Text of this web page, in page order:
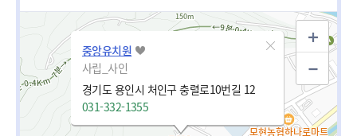
중앙유치원
사립_사인
경기도 용인시 처인구 충렬로10번길 12
031-332-1355